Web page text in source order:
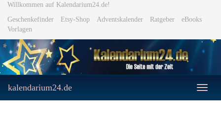
Skip
main
content
Willkommen auf Kalendarium24.de!
Geschenkefinder
Etsy-Shop Adventskalender Ratgeber
eBooks
Vorlagen
Toggle
kalendarium24.de